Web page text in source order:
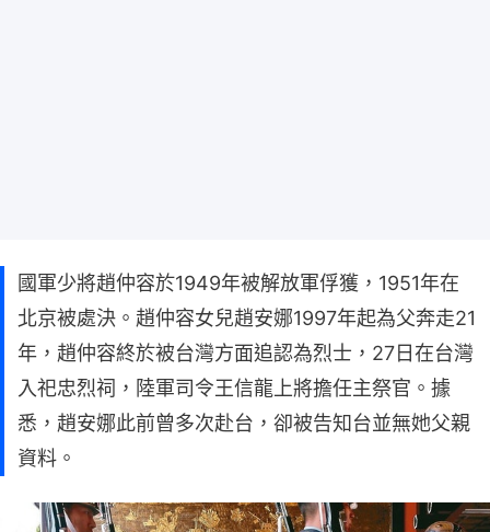
國軍少將趙仲容於1949年被解放軍俘獲，1951年在
北京被處決。趙仲容女兒趙安娜1997年起為父奔走21
年，趙仲容終於被台灣方面追認為烈士，27日在台灣
入祀忠烈祠，陸軍司令王信龍上將擔任主祭官。據
悉，趙安娜此前曾多次赴台，卻被告知台並無她父親
資料。